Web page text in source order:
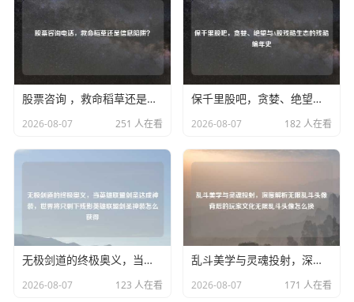
股票咨询 ，救命稻草还是信息陷阱？
2026-08-07 251 人在看
保千里股吧，贪婪、绝望与A股残酷生态的残酷编年史
2026-08-07 182 人在看
无极剑道的终极奥义，当英雄联盟剑圣达成神装，世界将只剩下残影英雄联盟剑圣神装怎么获得
2026-08-07 123 人在看
乱斗美学与灵魂投射，深度解析无限乱斗头像背后的玩家文化无限乱斗头像怎么换
2026-08-07 171 人在看